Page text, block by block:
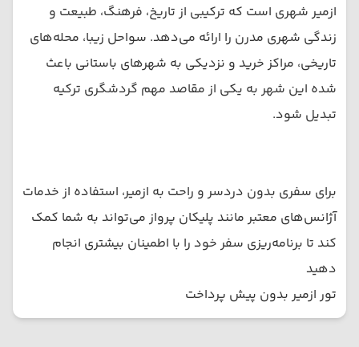
ازمیر شهری است که ترکیبی از تاریخ، فرهنگ، طبیعت و
زندگی شهری مدرن را ارائه می‌دهد. سواحل زیبا، محله‌های
تاریخی، مراکز خرید و نزدیکی به شهرهای باستانی باعث
شده این شهر به یکی از مقاصد مهم گردشگری ترکیه
تبدیل شود.
برای سفری بدون دردسر و راحت به ازمیر، استفاده از خدمات
آژانس‌های معتبر مانند پلیکان پرواز می‌تواند به شما کمک
کند تا برنامه‌ریزی سفر خود را با اطمینان بیشتری انجام
دهید
تور ازمیر بدون پیش پرداخت